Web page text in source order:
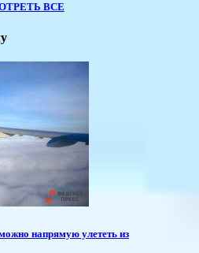
ВСЕ
напрямую улететь из